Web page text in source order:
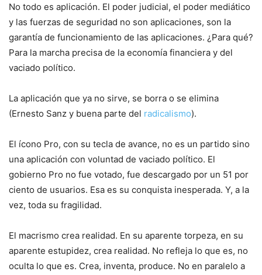
No todo es aplicación. El poder judicial, el poder mediático
y las fuerzas de seguridad no son aplicaciones, son la
garantía de funcionamiento de las aplicaciones. ¿Para qué?
Para la marcha precisa de la economía financiera y del
vaciado político.
La aplicación que ya no sirve, se borra o se elimina
(Ernesto Sanz y buena parte del radicalismo).
El ícono Pro, con su tecla de avance, no es un partido sino
una aplicación con voluntad de vaciado político. El
gobierno Pro no fue votado, fue descargado por un 51 por
ciento de usuarios. Esa es su conquista inesperada. Y, a la
vez, toda su fragilidad.
El macrismo crea realidad. En su aparente torpeza, en su
aparente estupidez, crea realidad. No refleja lo que es, no
oculta lo que es. Crea, inventa, produce. No en paralelo a